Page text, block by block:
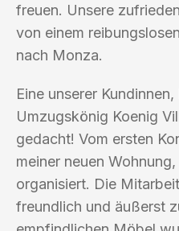
freuen. Unsere
von einem
nach Monza.
Eine unserer
Umzugskönig Koenig
gedacht! Vom ersten
meiner neuen
organisiert. Die
freundlich und äußerst